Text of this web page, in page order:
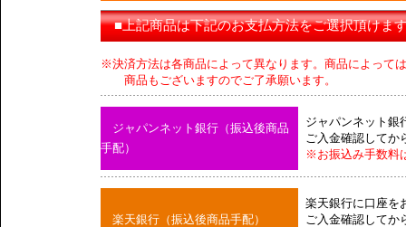
■上記商品は下記のお支払方法をご選択頂けま
※決済方法は各商品によって異なります。商品によって
商品もございますのでご了承願います。
ジャパンネット銀行（振込後商品
手配）
ジャパンネット銀
ご入金確認してか
※お振込み手数料
楽天銀行（振込後商品手配）
楽天銀行に口座を
ご入金確認してか